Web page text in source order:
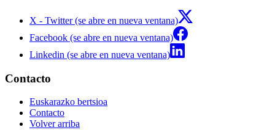
X - Twitter (se abre en nueva ventana)
Facebook (se abre en nueva ventana)
Linkedin (se abre en nueva ventana)
Contacto
Euskarazko bertsioa
Contacto
Volver arriba